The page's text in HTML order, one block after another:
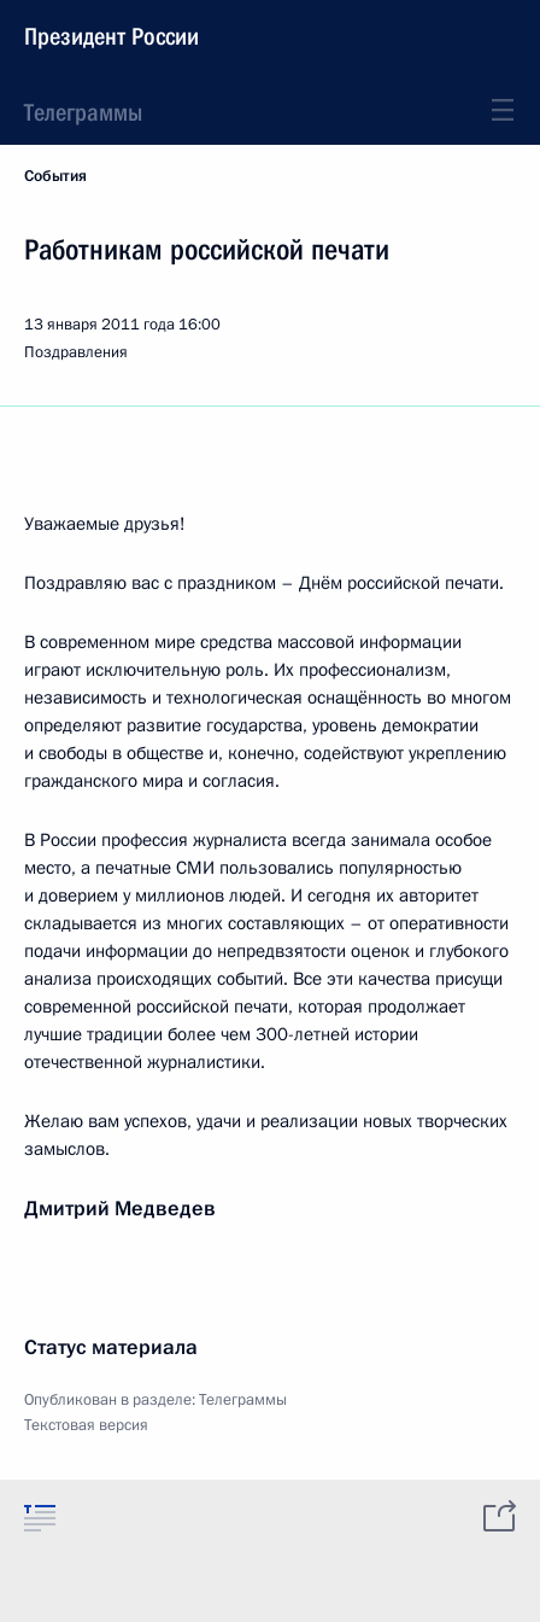
Президент России
Телеграммы
События
Работникам российской печати
13 января 2011 года 16:00
Поздравления
Уважаемые друзья!
Поздравляю вас с праздником – Днём российской печати.
В современном мире средства массовой информации
играют исключительную роль. Их профессионализм,
независимость и технологическая оснащённость во многом
определяют развитие государства, уровень демократии
и свободы в обществе и, конечно, содействуют укреплению
гражданского мира и согласия.
В России профессия журналиста всегда занимала особое
место, а печатные СМИ пользовались популярностью
и доверием у миллионов людей. И сегодня их авторитет
складывается из многих составляющих – от оперативности
подачи информации до непредвзятости оценок и глубокого
анализа происходящих событий. Все эти качества присущи
современной российской печати, которая продолжает
лучшие традиции более чем 300-летней истории
отечественной журналистики.
Желаю вам успехов, удачи и реализации новых творческих
замыслов.
Дмитрий Медведев
Статус материала
Опубликован в разделе:Телеграммы
Текстовая версия